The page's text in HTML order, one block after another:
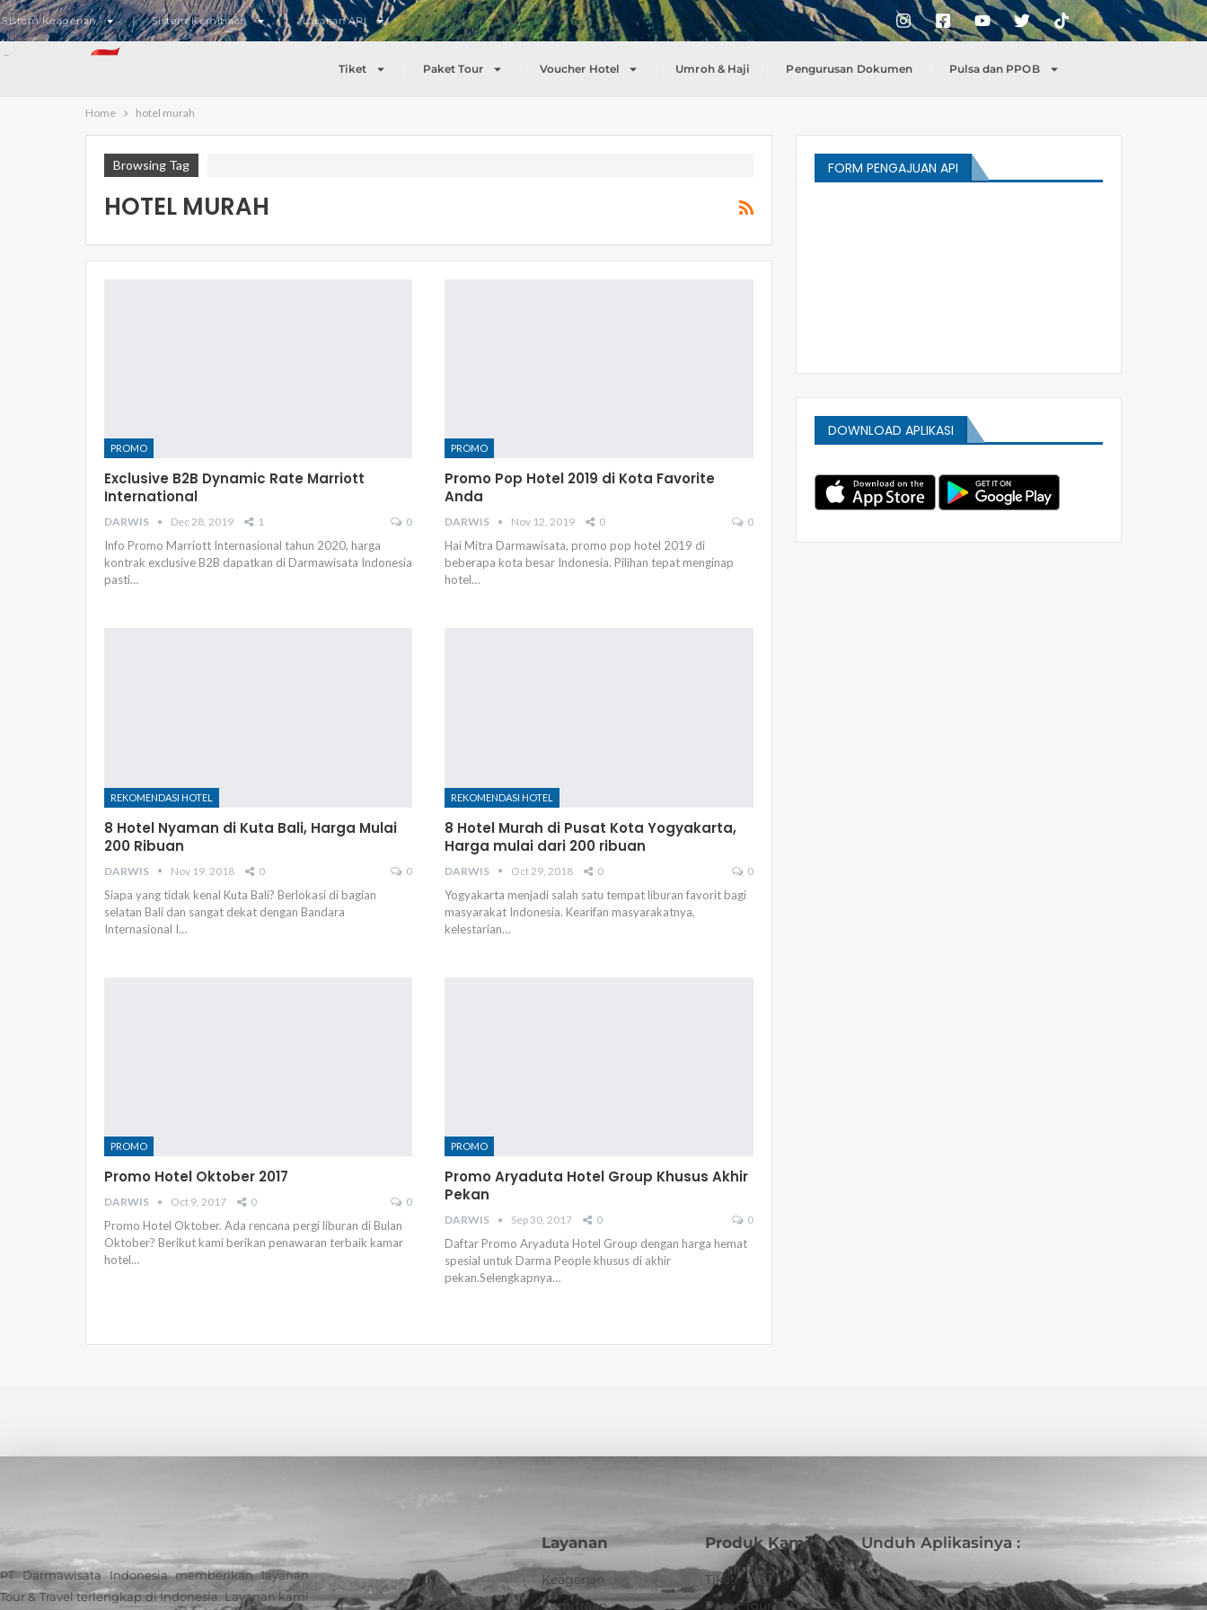
Sistem Keagenan Sistem Kemitraan Layanan API
Tiket Paket Tour Voucher Hotel Umroh & Haji Pengurusan Dokumen Pulsa dan PPOB
Home hotel murah
Browsing Tag
HOTEL MURAH
PROMO
Exclusive B2B Dynamic Rate Marriott
International
DARWIS Dec 28, 2019 1 0
Info Promo Marriott Internasional tahun 2020, harga
kontrak exclusive B2B dapatkan di Darmawisata Indonesia
pasti…
PROMO
Promo Pop Hotel 2019 di Kota Favorite
Anda
DARWIS Nov 12, 2019 0 0
Hai Mitra Darmawisata, promo pop hotel 2019 di
beberapa kota besar Indonesia. Pilihan tepat menginap
hotel…
REKOMENDASI HOTEL
8 Hotel Nyaman di Kuta Bali, Harga Mulai
200 Ribuan
DARWIS Nov 19, 2018 0 0
Siapa yang tidak kenal Kuta Bali? Berlokasi di bagian
selatan Bali dan sangat dekat dengan Bandara
Internasional I…
REKOMENDASI HOTEL
8 Hotel Murah di Pusat Kota Yogyakarta,
Harga mulai dari 200 ribuan
DARWIS Oct 29, 2018 0 0
Yogyakarta menjadi salah satu tempat liburan favorit bagi
masyarakat Indonesia. Kearifan masyarakatnya,
kelestarian…
PROMO
Promo Hotel Oktober 2017
DARWIS Oct 9, 2017 0 0
Promo Hotel Oktober. Ada rencana pergi liburan di Bulan
Oktober? Berikut kami berikan penawaran terbaik kamar
hotel…
PROMO
Promo Aryaduta Hotel Group Khusus Akhir
Pekan
DARWIS Sep 30, 2017 0 0
Daftar Promo Aryaduta Hotel Group dengan harga hemat
spesial untuk Darma People khusus di akhir
pekan.Selengkapnya…
FORM PENGAJUAN API
DOWNLOAD APLIKASI
PT Darmawisata Indonesia memberikan layanan
Tour & Travel terlengkap di Indonesia. Layanan kami
Layanan
Keagenan
Kemitraan
Produk Kami
Tiket
Paket Tour
Unduh Aplikasinya :